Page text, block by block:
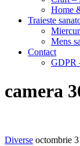
Home
Traieste
Mens
Contact
GDPR
camera
Diverse octombrie